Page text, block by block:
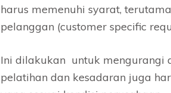
harus memenuhi syarat,
pelanggan (customer specific
Ini dilakukan untuk mengurangi
pelatihan dan kesadaran juga